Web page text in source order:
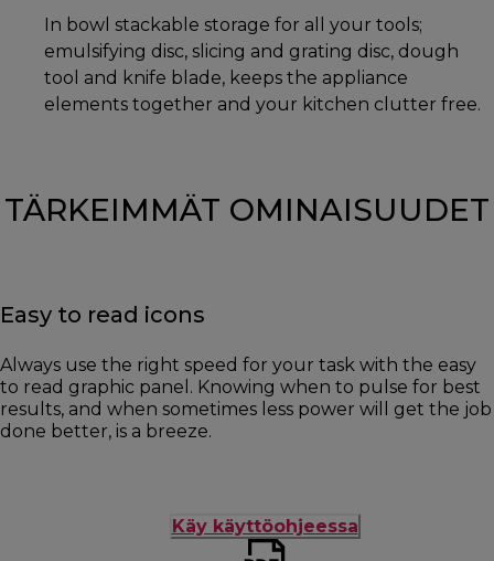
In bowl stackable storage for all your tools;
emulsifying disc, slicing and grating disc, dough
tool and knife blade, keeps the appliance
elements together and your kitchen clutter free.
TÄRKEIMMÄT OMINAISUUDET
Easy to read icons
Always use the right speed for your task with the easy
to read graphic panel. Knowing when to pulse for best
results, and when sometimes less power will get the job
done better, is a breeze.
Käy käyttöohjeessa